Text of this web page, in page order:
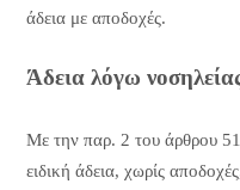
άδεια με αποδοχές.
Άδεια λόγω
Με την παρ. 2 του άρθρου
ειδική άδεια, χωρίς